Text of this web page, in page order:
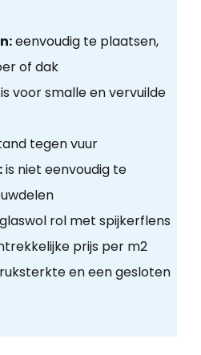
eenvoudig te plaatsen,
of dak
voor smalle en vervuilde
tegen vuur
is niet eenvoudig te
rol met spijkerflens
prijs per m2
en een gesloten